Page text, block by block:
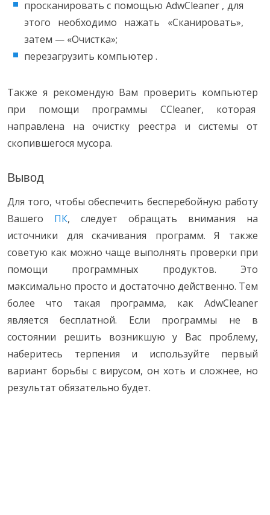
просканировать с помощью AdwCleaner , для
этого необходимо нажать «Сканировать»,
затем — «Очистка»;
перезагрузить компьютер .
Также я рекомендую Вам проверить компьютер
при помощи программы CCleaner, которая
направлена на очистку реестра и системы от
скопившегося мусора.
Вывод
Для того, чтобы обеспечить бесперебойную работу
Вашего ПК, следует обращать внимания на
источники для скачивания программ. Я также
советую как можно чаще выполнять проверки при
помощи программных продуктов. Это
максимально просто и достаточно действенно. Тем
более что такая программа, как AdwCleaner
является бесплатной. Если программы не в
состоянии решить возникшую у Вас проблему,
наберитесь терпения и используйте первый
вариант борьбы с вирусом, он хоть и сложнее, но
результат обязательно будет.